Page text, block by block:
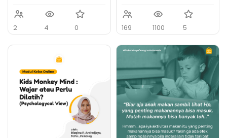
2 4 0 169 1100 5